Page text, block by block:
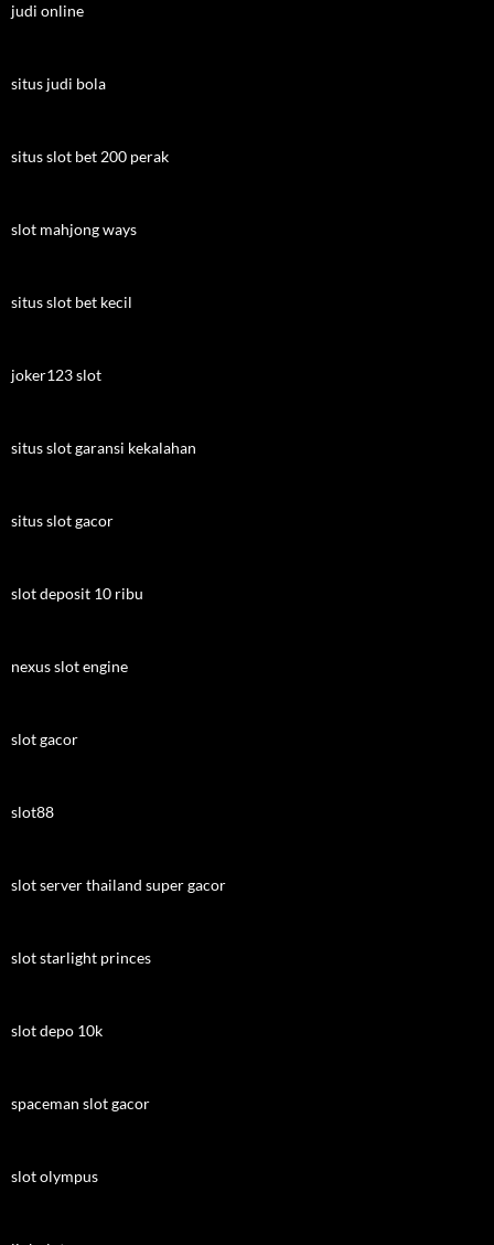
judi online
situs judi bola
situs slot bet 200 perak
slot mahjong ways
situs slot bet kecil
joker123 slot
situs slot garansi kekalahan
situs slot gacor
slot deposit 10 ribu
nexus slot engine
slot gacor
slot88
slot server thailand super gacor
slot starlight princes
slot depo 10k
spaceman slot gacor
slot olympus